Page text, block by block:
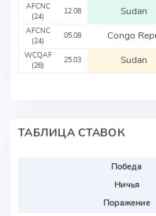
AFCNC
(24)
12.08 Sudan
AFCNC
(24)
05.08 Congo
WCQAF
(26)
25.03 Sudan
ТАБЛИЦА СТАВОК
Победа
Ничья
Поражение